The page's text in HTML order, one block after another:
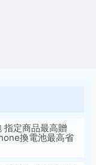
指定商品最高贈
換電池最高省